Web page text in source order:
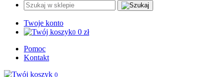
Twoje konto
0 0 zł
Pomoc
Kontakt
0